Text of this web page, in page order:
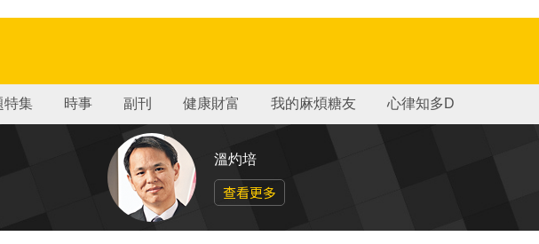
特集 時事 副刊 健康財富 我的麻煩糖友 心律知多D
溫灼培
查看更多